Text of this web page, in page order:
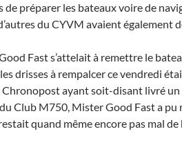
préparer les bateaux voire de
du CYVM avaient également
Fast s’attelait à remettre le
drisses à rempalcer ce vendredi
ayant soit-disant livré
Club M750, Mister Good Fast a
quand même encore pas mal